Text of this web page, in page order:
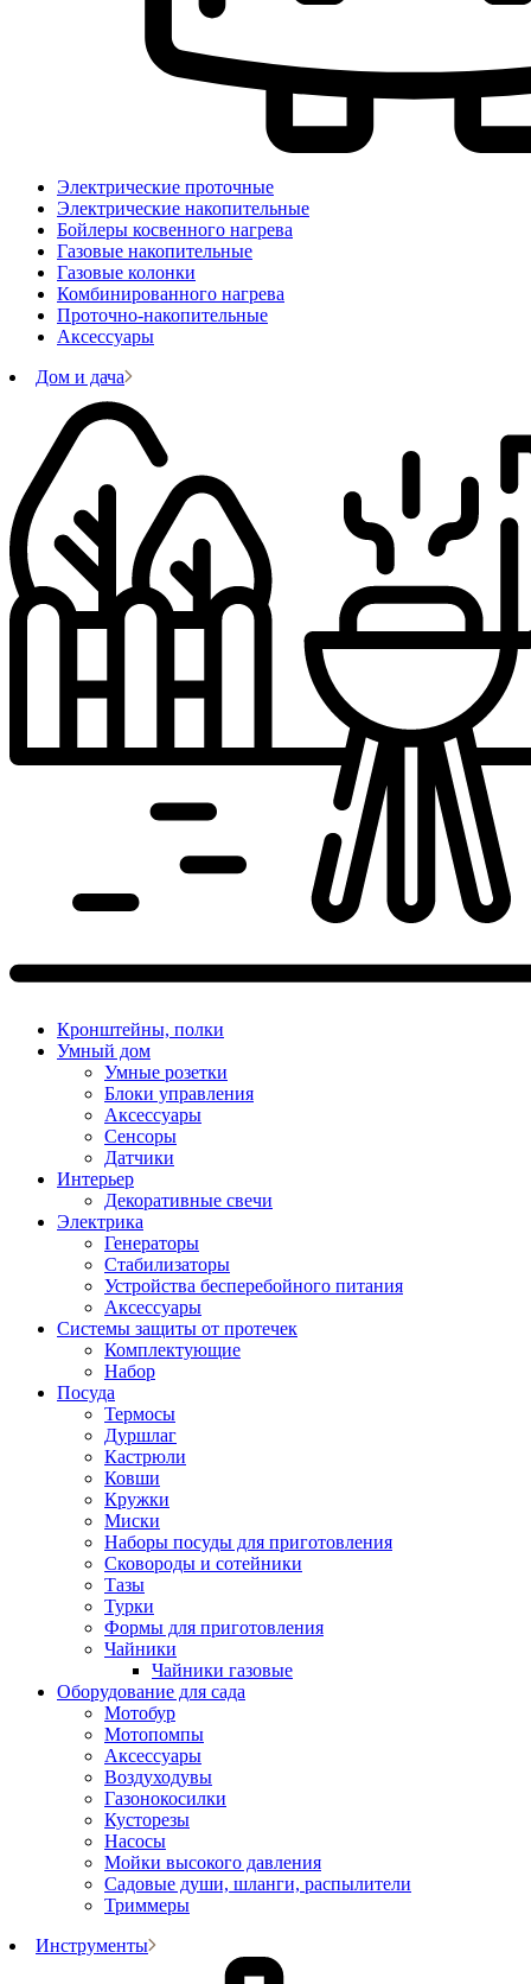
Электрические проточные
Электрические накопительные
Бойлеры косвенного нагрева
Газовые накопительные
Газовые колонки
Комбинированного нагрева
Проточно-накопительные
Аксессуары
Дом и дача
Кронштейны, полки
Умный дом
Умные розетки
Блоки управления
Аксессуары
Сенсоры
Датчики
Интерьер
Декоративные свечи
Электрика
Генераторы
Стабилизаторы
Устройства бесперебойного питания
Аксессуары
Системы защиты от протечек
Комплектующие
Набор
Посуда
Термосы
Дуршлаг
Кастрюли
Ковши
Кружки
Миски
Наборы посуды для приготовления
Сковороды и сотейники
Тазы
Турки
Формы для приготовления
Чайники
Чайники газовые
Оборудование для сада
Мотобур
Мотопомпы
Аксессуары
Воздуходувы
Газонокосилки
Кусторезы
Насосы
Мойки высокого давления
Садовые души, шланги, распылители
Триммеры
Инструменты